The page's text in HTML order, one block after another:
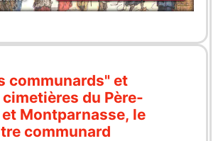
communards" et
du Père-
Montparnasse, le
communard